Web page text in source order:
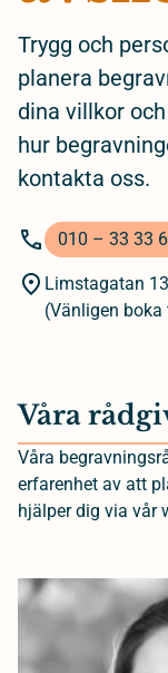
Trygg och
planera
dina villkor
hur
kontakta oss.
010 – 33 33
Limstagatan
(Vänligen
Våra
Våra
erfarenhet av att
hjälper dig via vår